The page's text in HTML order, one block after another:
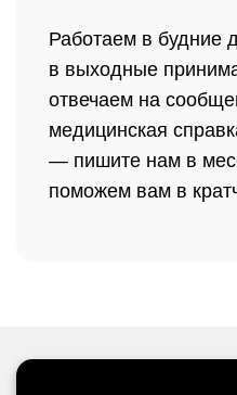
Работаем в будние
в выходные
отвечаем на
медицинская
— пишите нам в
поможем вам в